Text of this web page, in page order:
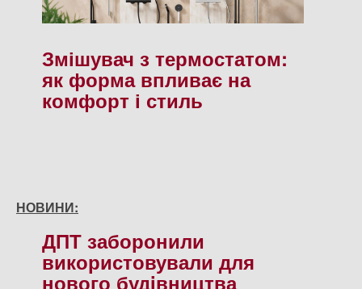
Змішувач з термостатом:
як форма впливає на
комфорт і стиль
НОВИНИ:
ДПТ заборонили
використовували для
нового будiвництва